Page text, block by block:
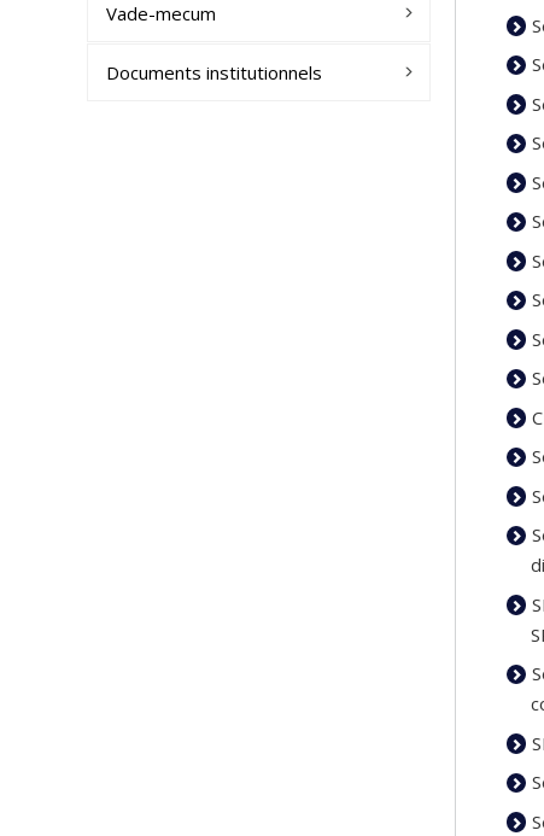
Vade-mecum
Documents institutionnels